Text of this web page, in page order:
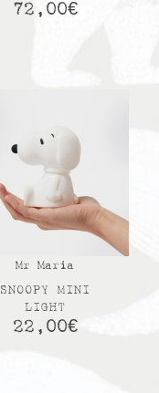
72,00€
Mr Maria
SNOOPY MINI
LIGHT
22,00€